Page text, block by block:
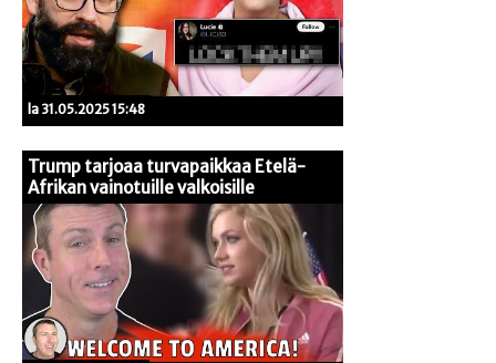
la 31.05.2025 15:48
Trump tarjoaa turvapaikkaa Etelä-
Afrikan vainotuille valkoisille